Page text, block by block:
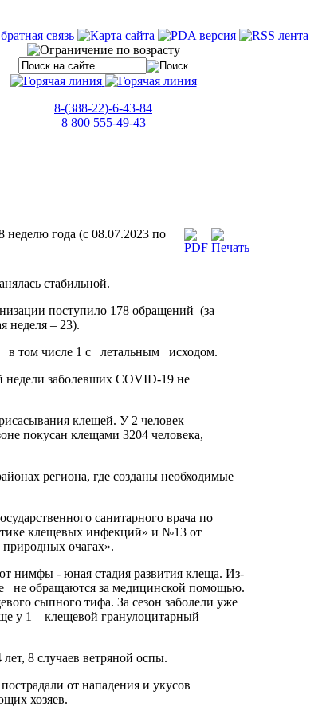
8-(388-22)-6-43-84
8 800 555-49-43
неделю года (с 08.07.2023 по
стабильной.
поступило 178 обращений (за
неделя – 23).
в том числе 1 с летальным исходом.
недели заболевших COVID-19 не
клещей. У 2 человек
покусан клещами 3204 человека,
региона, где созданы необходимые
санитарного врача по
клещевых инфекций» и №13 от
очагах».
нимфы - юная стадия развития клеща. Из-
не обращаются за медицинской помощью.
сыпного тифа. За сезон заболели уже
у 1 – клещевой гранулоцитарный
8 случаев ветряной оспы.
от нападения и укусов
хозяев.